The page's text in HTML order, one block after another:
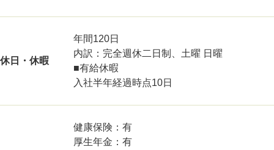
休日・休暇
年間120⽇
内訳：完全週休⼆⽇制、⼟曜 ⽇曜
■有給休暇
⼊社半年経過時点10⽇
健康保険：有
厚⽣年⾦：有